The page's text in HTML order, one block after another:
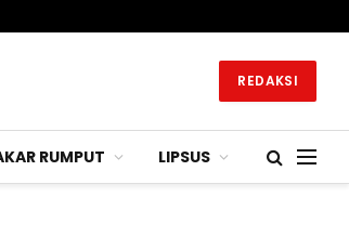
REDAKSI
RUMPUT LIPSUS